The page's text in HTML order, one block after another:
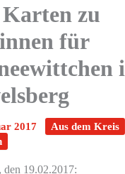
zu
für
2017 Aus dem Kreis
den 19.02.2017: